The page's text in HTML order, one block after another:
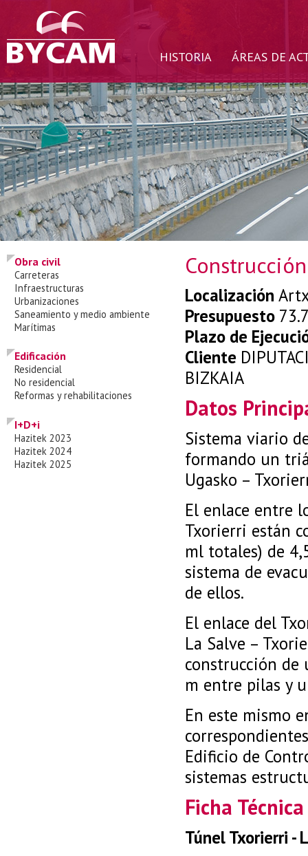
HISTORIA ÁREAS DE
Obra civil
Carreteras
Infraestructuras
Urbanizaciones
Saneamiento y medio ambiente
Marítimas
Edificación
Residencial
No residencial
Reformas y rehabilitaciones
I+D+i
Hazitek 2023
Hazitek 2024
Hazitek 2025
Localización
Presupuesto
Plazo de
Cliente
BIZKAIA
Datos
Sistema viario
formando un
Ugasko –
El enlace entre
Txorierri están
ml totales) de
sistema de
de ellos.
El enlace del
La Salve –
construcción de
m entre pilas y
En este mismo
Edificio de
sistemas
Ficha Técnica
Túnel Txorierri -